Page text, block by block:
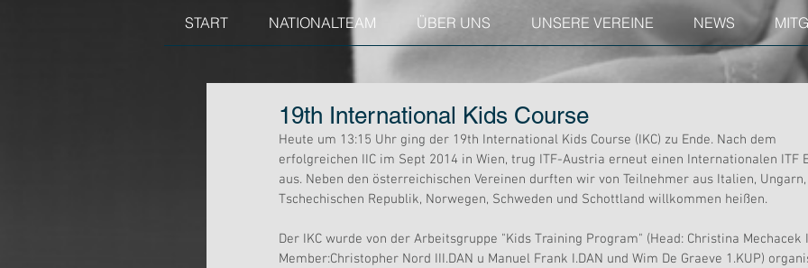
START NATIONALTEAM ÜBER UNS UNSERE VEREINE NEWS
19th International Kids Course
Heute um 13:15 Uhr ging der 19th International Kids Course (IKC) zu Ende. Nach dem
erfolgreichen IIC im Sept 2014 in Wien, trug ITF-Austria erneut einen Internationalen ITF
aus. Neben den österreichischen Vereinen durften wir von Teilnehmer aus Italien,
Tschechischen Republik, Norwegen, Schweden und Schottland willkommen heißen.
Der IKC wurde von der Arbeitsgruppe "Kids Training Program" (Head: Christina Mechacek
Member:Christopher Nord III.DAN u Manuel Frank I.DAN und Wim De Graeve 1.KUP)